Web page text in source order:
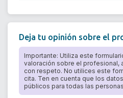
Deja tu opinión sobre el
Importante: Utiliza este
valoración sobre el profesional,
con respeto. No utilices este
cita. Ten en cuenta que los
públicos para todas las